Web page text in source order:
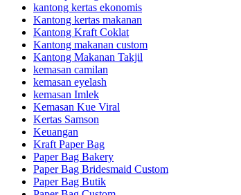
kantong kertas ekonomis
Kantong kertas makanan
Kantong Kraft Coklat
Kantong makanan custom
Kantong Makanan Takjil
kemasan camilan
kemasan eyelash
kemasan Imlek
Kemasan Kue Viral
Kertas Samson
Keuangan
Kraft Paper Bag
Paper Bag Bakery
Paper Bag Bridesmaid Custom
Paper Bag Butik